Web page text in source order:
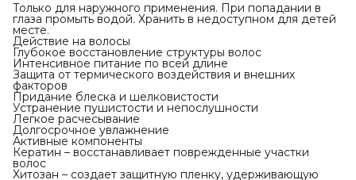
Только для наружного применения. При попадании в
глаза промыть водой. Хранить в недоступном для детей
месте.
Действие на волосы
Глубокое восстановление структуры волос
Интенсивное питание по всей длине
Защита от термического воздействия и внешних
факторов
Придание блеска и шелковистости
Устранение пушистости и непослушности
Легкое расчесывание
Долгосрочное увлажнение
Активные компоненты
Кератин – восстанавливает поврежденные участки
волос
Хитозан – создает защитную пленку, удерживающую